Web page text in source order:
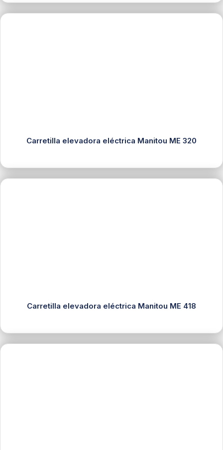
Carretilla elevadora eléctrica Manitou ME 320
Carretilla elevadora eléctrica Manitou ME 418